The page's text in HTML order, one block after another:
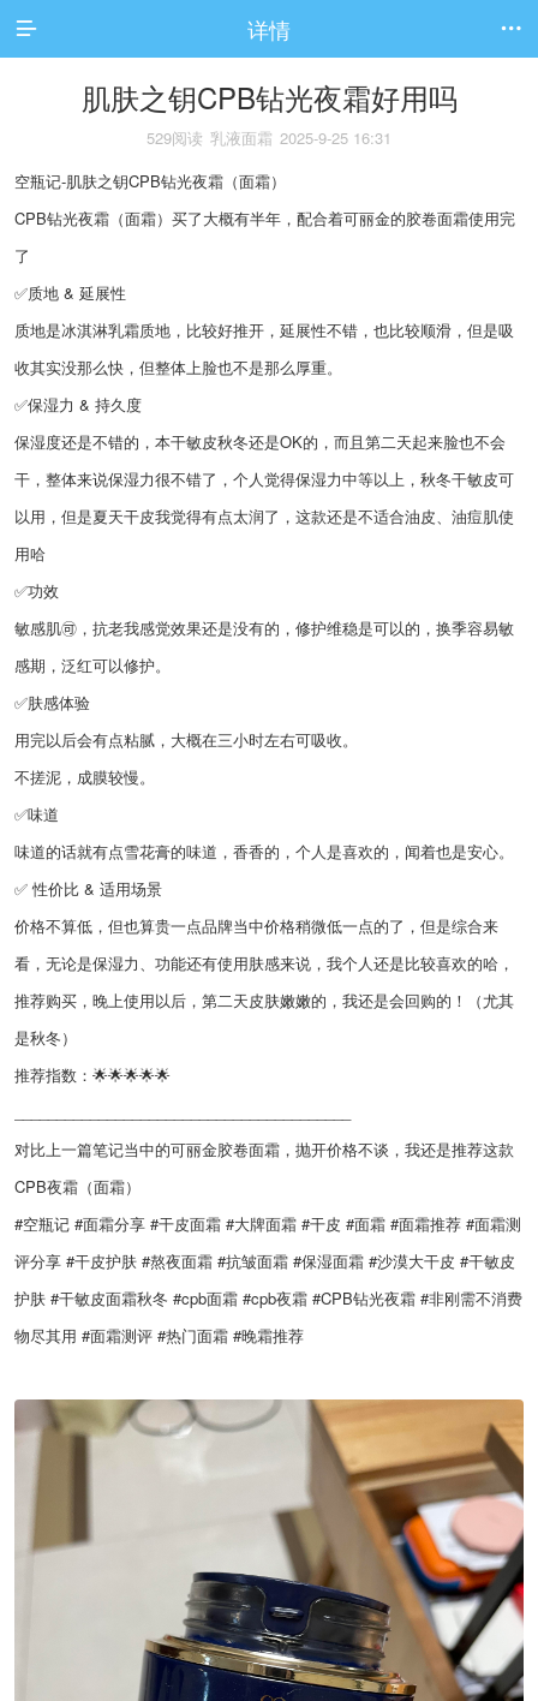
 详情 
肌肤之钥CPB钻光夜霜好用吗
529阅读 乳液面霜 2025-9-25 16:31
空瓶记-肌肤之钥CPB钻光夜霜（面霜）
CPB钻光夜霜（面霜）买了大概有半年，配合着可丽金的胶卷面霜使用完
了
✅质地 & 延展性
质地是冰淇淋乳霜质地，比较好推开，延展性不错，也比较顺滑，但是吸
收其实没那么快，但整体上脸也不是那么厚重。
✅保湿力 & 持久度
保湿度还是不错的，本干敏皮秋冬还是OK的，而且第二天起来脸也不会
干，整体来说保湿力很不错了，个人觉得保湿力中等以上，秋冬干敏皮可
以用，但是夏天干皮我觉得有点太润了，这款还是不适合油皮、油痘肌使
用哈
✅功效
敏感肌🉑️，抗老我感觉效果还是没有的，修护维稳是可以的，换季容易敏
感期，泛红可以修护。
✅肤感体验
用完以后会有点粘腻，大概在三小时左右可吸收。
不搓泥，成膜较慢。
✅味道
味道的话就有点雪花膏的味道，香香的，个人是喜欢的，闻着也是安心。
✅ 性价比 & 适用场景
价格不算低，但也算贵一点品牌当中价格稍微低一点的了，但是综合来
看，无论是保湿力、功能还有使用肤感来说，我个人还是比较喜欢的哈，
推荐购买，晚上使用以后，第二天皮肤嫩嫩的，我还是会回购的！（尤其
是秋冬）
推荐指数：🌟🌟🌟🌟🌟
对比上一篇笔记当中的可丽金胶卷面霜，抛开价格不谈，我还是推荐这款
CPB夜霜（面霜）
#空瓶记 #面霜分享 #干皮面霜 #大牌面霜 #干皮 #面霜 #面霜推荐 #面霜测
评分享 #干皮护肤 #熬夜面霜 #抗皱面霜 #保湿面霜 #沙漠大干皮 #干敏皮
护肤 #干敏皮面霜秋冬 #cpb面霜 #cpb夜霜 #CPB钻光夜霜 #非刚需不消费
物尽其用 #面霜测评 #热门面霜 #晚霜推荐